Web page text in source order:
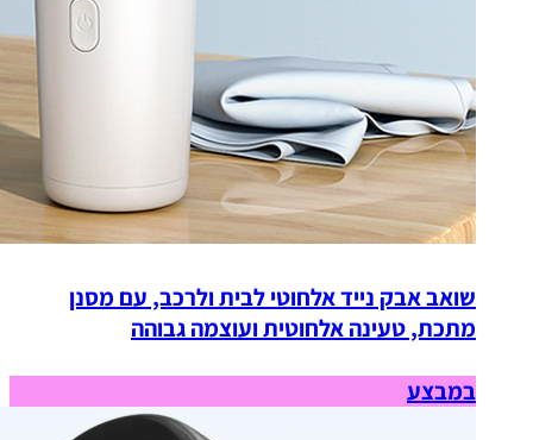
שואב אבק נייד אלחוטי לבית ולרכב, עם מסנן
מתכת, טעינה אלחוטית ועוצמה גבוהה
במבצע